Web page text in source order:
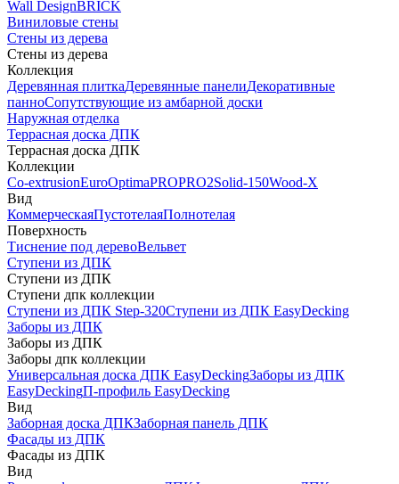
Wall DesignBRICK
Виниловые стены
Стены из дерева
Стены из дерева
Коллекция
Деревянная плиткаДеревянные панелиДекоративные
панноСопутствующие из амбарной доски
Наружная отделка
Террасная доска ДПК
Террасная доска ДПК
Коллекции
Co-extrusionEuroOptimaPROPRO2Solid-150Wood-X
Вид
КоммерческаяПустотелаяПолнотелая
Поверхность
Тиснение под деревоВельвет
Ступени из ДПК
Ступени из ДПК
Ступени дпк коллекции
Ступени из ДПК Step-320Ступени из ДПК EasyDecking
Заборы из ДПК
Заборы из ДПК
Заборы дпк коллекции
Универсальная доска ДПК EasyDeckingЗаборы из ДПК
EasyDeckingП-профиль EasyDecking
Вид
Заборная доска ДПКЗаборная панель ДПК
Фасады из ДПК
Фасады из ДПК
Вид